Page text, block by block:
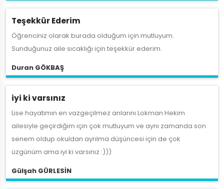
Teşekkür Ederim
Öğrenciniz olarak burada olduğum için mutluyum.
Sunduğunuz aile sıcaklığı için teşekkür ederim.
Duran GÖKBAŞ
iyi ki varsınız
Lise hayatımın en vazgeçilmez anlarını Lokman Hekim
ailesiyle geçirdiğim için çok mutluyum ve aynı zamanda son
senem oldup okuldan ayrılma düşüncesi için de çok
üzgünüm ama iyi ki varsınız :)))
Gülşah GÜRLESİN